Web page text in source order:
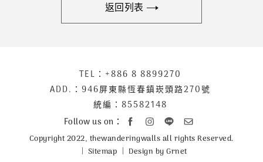
返回列表
聯
絡
資
訊
TEL： +886 8 8899270
ADD.： 946屏東縣恆春鎮崁頭路270號
統編：85582148
Follow us on：
Copyright 2022, thewanderingwalls all rights Reserved.
Sitemap
Design by Grnet